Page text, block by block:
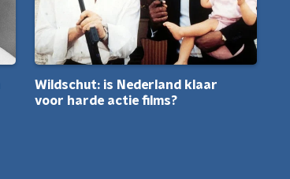
Wildschut: is Nederland klaar
voor harde actie films?